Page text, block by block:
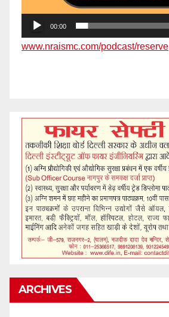
00:00
www.nraismc.com/podcast/reserve
ARCHIVES